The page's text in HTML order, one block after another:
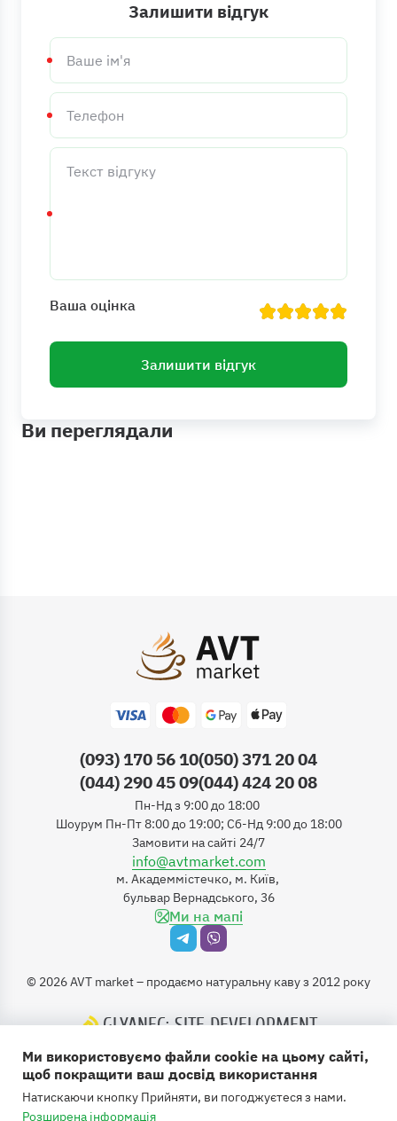
Залишити відгук
Ваше
ім'я
Телефон
Текст
відгуку
Ваша оцінка
Залишити відгук
Ви переглядали
(093) 170 56 10(050) 371 20 04
(044) 290 45 09(044) 424 20 08
Пн-Нд з 9:00 до 18:00
Шоурум Пн-Пт 8:00 до 19:00; Сб-Нд 9:00 до 18:00
Замовити на сайті 24/7
info@avtmarket.com
м. Академмістечко, м. Київ,
бульвар Вернадського, 36
Ми на мапі
© 2026AVT market – продаємо натуральну каву з 2012 року
GLYANEC: SITE DEVELOPMENT